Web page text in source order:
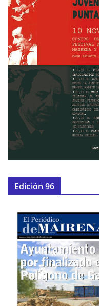
Edición 96